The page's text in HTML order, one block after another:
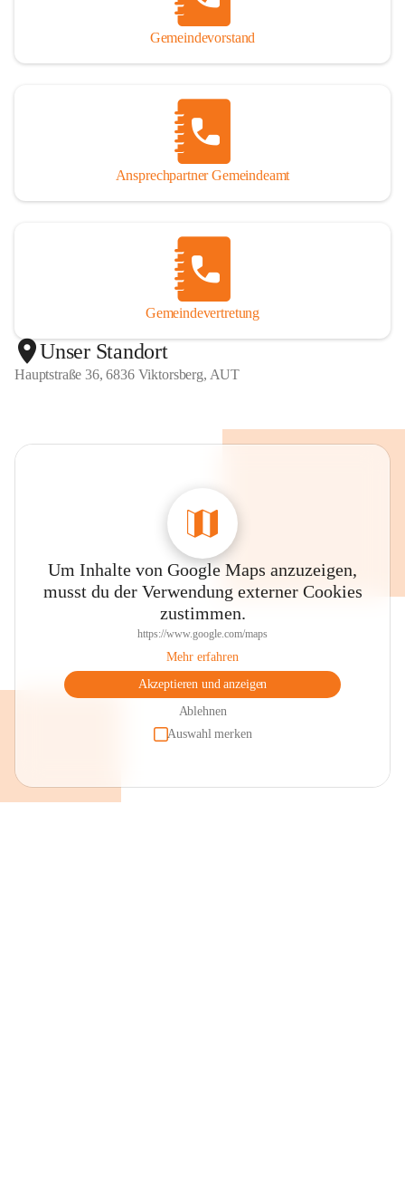
Gemeindevorstand
Ansprechpartner Gemeindeamt
Gemeindevertretung
Unser Standort
Hauptstraße 36, 6836 Viktorsberg, AUT
Um Inhalte von Google Maps anzuzeigen,
musst du der Verwendung externer Cookies
zustimmen.
https://www.google.com/maps
Mehr erfahren
Akzeptieren und anzeigen
Ablehnen
Auswahl merken